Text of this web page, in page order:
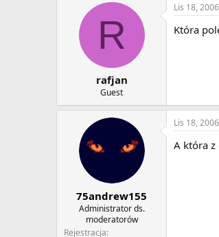
R
rafjan
Guest
Lis 18, 2006
Która
75andrew155
Administrator ds.
moderatorów
Rejestracja
Lis 18, 2006
A która z